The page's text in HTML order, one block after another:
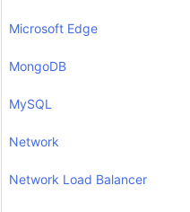
Microsoft Edge
MongoDB
MySQL
Network
Network Load Balancer